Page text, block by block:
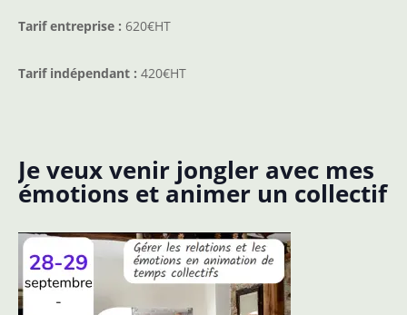
Tarif entreprise : 620€HT
Tarif indépendant : 420€HT
Je veux venir jongler avec mes
émotions et animer un collectif